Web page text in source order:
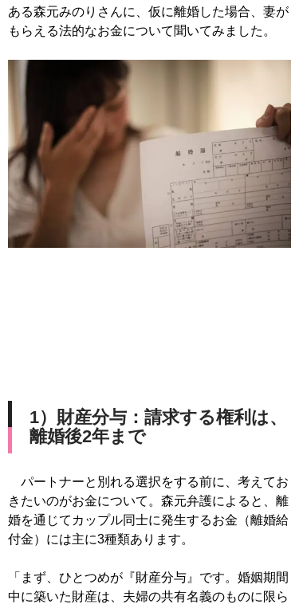
ある森元みのりさんに、仮に離婚した場合、妻が
もらえる法的なお金について聞いてみました。
1）財産分与：請求する権利は、
離婚後2年まで
パートナーと別れる選択をする前に、考えてお
きたいのがお金について。森元弁護によると、離
婚を通じてカップル同士に発生するお金（離婚給
付金）には主に3種類あります。
「まず、ひとつめが『財産分与』です。婚姻期間
中に築いた財産は、夫婦の共有名義のものに限ら